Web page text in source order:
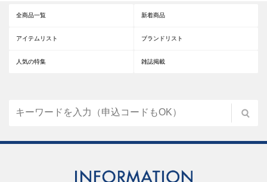
全商品一覧 新着商品
アイテムリスト ブランドリスト
人気の特集 雑誌掲載